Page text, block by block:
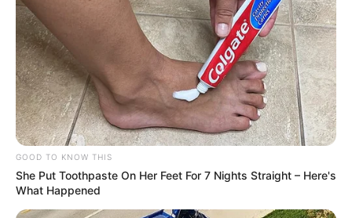
Deixe um Comentário
GOOD TO KNOW THIS
She Put Toothpaste On Her Feet For 7 Nights Straight – Here's
What Happened